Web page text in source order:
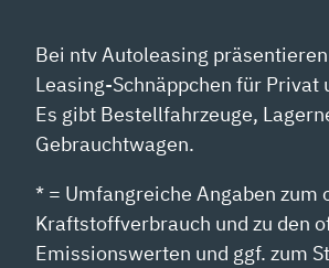
Bei ntv Autoleasing
Leasing-Schnäppchen für Privat
Es gibt Bestellfahrzeuge,
Gebrauchtwagen.
* = Umfangreiche Angaben zum
Kraftstoffverbrauch und zu den
Emissionswerten und ggf. zum